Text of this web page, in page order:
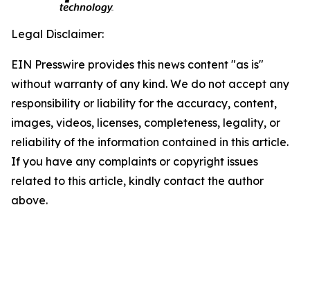
Legal Disclaimer:
EIN Presswire provides this news content "as is"
without warranty of any kind. We do not accept any
responsibility or liability for the accuracy, content,
images, videos, licenses, completeness, legality, or
reliability of the information contained in this article.
If you have any complaints or copyright issues
related to this article, kindly contact the author
above.